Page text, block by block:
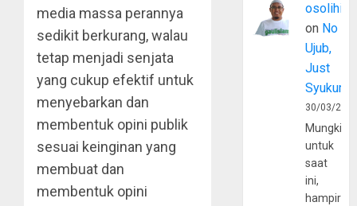
media massa perannya
sedikit berkurang, walau
tetap menjadi senjata
yang cukup efektif untuk
menyebarkan dan
membentuk opini publik
sesuai keinginan yang
membuat dan
membentuk opini
osolihin
on No
Ujub,
Just
Syukur
30/03/
Mungkin
untuk
saat
ini,
hampir